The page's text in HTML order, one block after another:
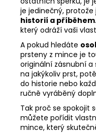
je jedinečný,
historií a příběhem
který odráží vaši
A pokud hledáte
prsteny z mince je
originální zásnubní
na jakýkoliv prst,
do historie nebo
ručně vyráběný
Tak proč se spokojit
můžete pořídit
mince, který